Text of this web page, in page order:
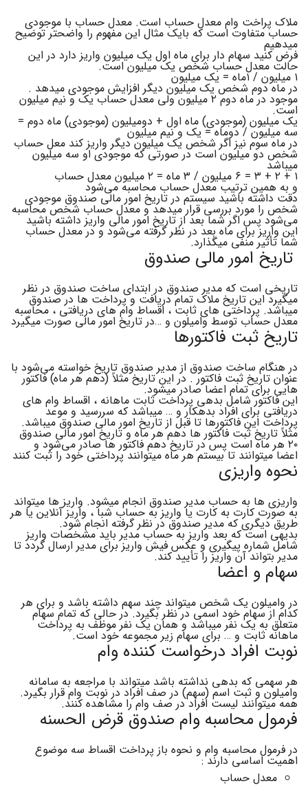
ملاک پراخت وام معدل حساب است. معدل حساب با موجودی
حساب متفاوت است که بایک مثال این مفهوم را واضحتر توضیح
میدهیم
فرض کنید سهام دار برای ماه اول یک میلیون واریز دارد در این
حالت معدل حساب شخص یک میلیون است.
۱ میلیون / ۱ماه = یک میلیون
در ماه دوم شخص یک میلیون دیگر افزایش موجودی میدهد .
موجود در ماه دوم ۲ میلیون ولی معدل حساب یک و نیم میلیون
است.
یک میلیون (موجودی) ماه اول + دومیلیون (موجودی) ماه دوم =
سه میلیون / دوماه = یک و نیم میلیون
در ماه سوم نیز اگر شخص یک میلیون دیگر واریز کند معل حساب
شخص دو میلیون است در صورتی که موجودی او سه میلیون
میباشد
۱ + ۲ + ۳ = ۶ میلیون / ۳ ماه = ۲ میلیون معدل حساب
و به همین ترتیب معدل حساب محاسبه می‌شود
دقت داشته باشید سیستم در تاریخ امور مالی صندوق موجودی
شخص را مورد بررسی قرار میدهد و معدل حساب شخص محاسبه
می‌شود پس اگر شما بعد از تاریخ امور مالی واریز داشته باشید
این واریز برای ماه بعد در نظر گرفته می‌شود و در معدل حساب
شما تأثیر منفی میگذارد.
تاریخ امور مالی صندوق
تاریخی است که مدیر صندوق در ابتدای ساخت صندوق در نظر
میگیرد این تاریخ ملاک تمام دریافت و پرداخت ها در صندوق
میباشد. پرداختی های ثابت ، اقساط وام های دریافتی ، محاسبه
معدل حساب توسط وامیلون و …در تاریخ امور مالی صورت میگیرد
تاریخ ثبت فاکتورها
در هنگام ساخت صندوق از مدیر صندوق تاریخ خواسته می‌شود با
عنوان تاریخ ثبت فاکتور . در این تاریخ مثلاً (دهم هر ماه) فاکتور
هایی برای تمام اعضا صادر میشود.
این فاکتور شامل بدهی پرداخت ثابت ماهانه ، اقساط وام های
دریافتی برای افراد بدهکار و … میباشد که سررسید و موعد
پرداخت این فاکتورها تا قبل از تاریخ امور مالی صندوق میباشد.
مثلاً تاریخ ثبت فاکتور ها دهم هر ماه و تاریخ امور مالی صندوق
۲۰ هر ماه است پس در تاریخ دهم فاکتور ها صادر می‌شود و
اعضا میتوانند تا بیستم هر ماه میتوانند پرداختی خود را ثبت کنند
نحوه واریزی
واریزی ها به حساب مدیر صندوق انجام میشود. واریز ها میتواند
به صورت کارت به کارت یا واریز به حساب شبا ، واریز آنلاین یا هر
طریق دیگری که مدیر صندوق در نظر گرفته انجام شود.
بدیهی است که بعد واریز به حساب مدیر باید مشخصات واریز
شامل شماره پیگیری و عکس فیش واریز برای مدیر ارسال گردد تا
مدیر بتواند آن واریز را تأیید کند.
سهام و اعضا
در وامیلون یک شخص میتواند چند سهم داشته باشد و برای هر
کدام از سهام خود اسمی در نظر بگیرد. در حالی که تمام سهام
متعلق به یک نفر میباشد و همان یک نفر موظف به پرداخت
ماهانه ثابت و … برای سهام زیر مجموعه خود است.
نوبت افراد درخواست کننده وام
هر سهمی که بدهی نداشته باشد میتواند با مراجعه به سامانه
وامیلون و ثبت اسم (سهم) در صف افراد در نوبت وام قرار بگیرد.
همه میتوانند لیست افراد در صف وام را مشاهده کنند.
فرمول محاسبه وام صندوق قرض الحسنه
در فرمول محاسبه وام و نحوه باز پرداخت اقساط سه موضوع
اهمیت اساسی دارند :
معدل حساب